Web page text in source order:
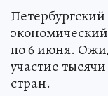
экономический
по 6 июня.
участие
стран.